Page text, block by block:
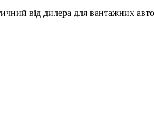
від дилера для вантажних